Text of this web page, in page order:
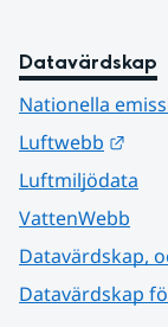
Datavärdskap
Nationella
Luftwebb
Luftmiljödata
VattenWebb
Datavärdskap,
Datavärdskap